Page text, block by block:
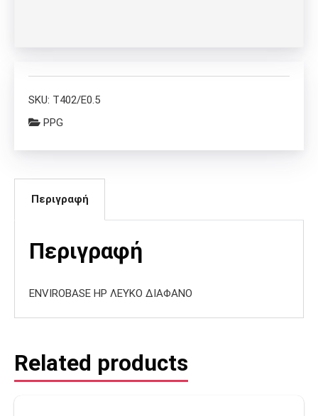
SKU: T402/E0.5
PPG
Περιγραφή
Περιγραφή
ENVIROBASE HP ΛΕΥΚΟ ΔΙΑΦΑΝΟ
Related products